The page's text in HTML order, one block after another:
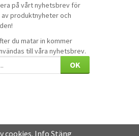
på vårt nyhetsbrev för
produktnyheter och
du matar in kommer
till våra nyhetsbrev.
OK
cookies. Info Stäng